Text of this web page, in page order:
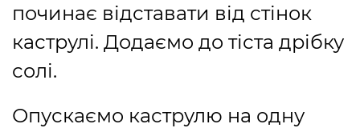
починає відставати від стінок
каструлі. Додаємо до тіста дрібку
солі.
Опускаємо каструлю на одну